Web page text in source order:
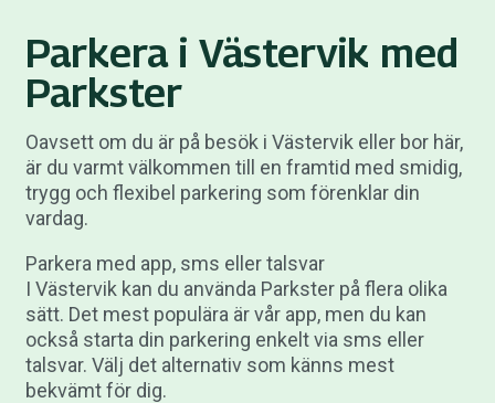
Parkera i Västervik med
Parkster
Oavsett om du är på besök i Västervik eller bor här,
är du varmt välkommen till en framtid med smidig,
trygg och flexibel parkering som förenklar din
vardag.
Parkera med app, sms eller talsvar
I Västervik kan du använda Parkster på flera olika
sätt. Det mest populära är vår app, men du kan
också starta din parkering enkelt via sms eller
talsvar. Välj det alternativ som känns mest
bekvämt för dig.